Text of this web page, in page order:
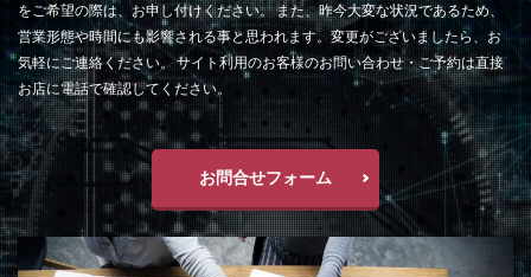
をご希望の際は、お申し付けください。 また、昨今大変な状況であるため、
営業形態や時間にも影響される事と思われます。変更がございましたら、お
気軽にご連絡ください。 サイト利用のお客様のお問い合わせ・ご予約は直接
お店に電話で確認してください。
お問合せフォーム